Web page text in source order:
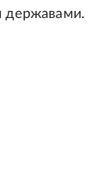
державами.